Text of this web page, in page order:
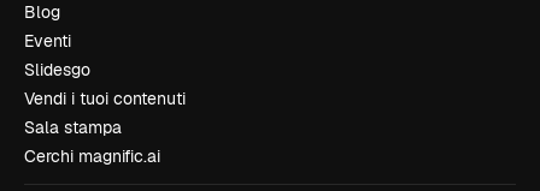
Blog
Eventi
Slidesgo
Vendi i tuoi contenuti
Sala stampa
Cerchi magnific.ai